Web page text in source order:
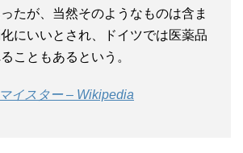
たが、当然そのようなものは含ま
にいいとされ、ドイツでは医薬品
こともあるという。
イスター – Wikipedia